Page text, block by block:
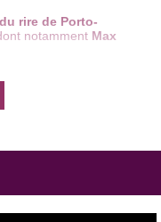
rire de Porto-
dont notamment Max
se rebiffe
connaît un succès
«